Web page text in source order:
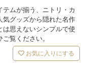
ムが揃う、ニトリ・カ
気グッズから隠れた名作
は思えないシンプルで使
覧ください。
お気に入りにする